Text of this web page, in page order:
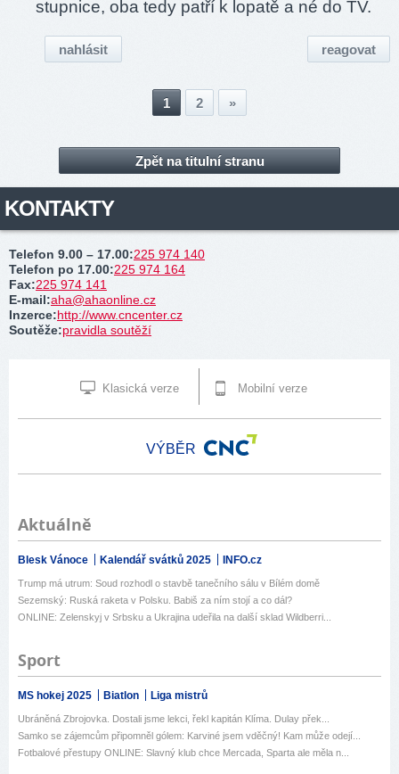
stupnice, oba tedy patří k lopatě a né do TV.
reagovat
nahlásit
1 2 »
Zpět na titulní stranu
KONTAKTY
Telefon 9.00 – 17.00:225 974 140
Telefon po 17.00:225 974 164
Fax:225 974 141
E-mail:aha@ahaonline.cz
Inzerce:http://www.cncenter.cz
Soutěže:pravidla soutěží
Klasická verze Mobilní verze
VÝBĚR
Aktuálně
Blesk Vánoce Kalendář svátků 2025 INFO.cz
Trump má utrum: Soud rozhodl o stavbě tanečního sálu v Bílém domě
Sezemský: Ruská raketa v Polsku. Babiš za ním stojí a co dál?
ONLINE: Zelenskyj v Srbsku a Ukrajina udeřila na další sklad Wildberri...
Sport
MS hokej 2025 Biatlon Liga mistrů
Ubráněná Zbrojovka. Dostali jsme lekci, řekl kapitán Klíma. Dulay přek...
Samko se zájemcům připomněl gólem: Karviné jsem vděčný! Kam může odejí...
Fotbalové přestupy ONLINE: Slavný klub chce Mercada, Sparta ale měla n...